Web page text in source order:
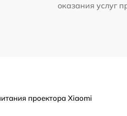
оказания услуг
проектора Xiaomi